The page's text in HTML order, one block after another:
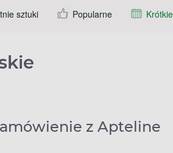
sztuki Popularne
z Apteline